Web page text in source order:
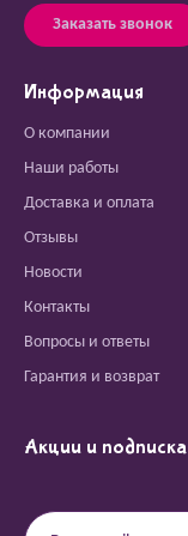
Заказать звонок
Информация
О компании
Наши работы
Доставка и оплата
Отзывы
Новости
Контакты
Вопросы и ответы
Гарантия и возврат
Акции и подписка